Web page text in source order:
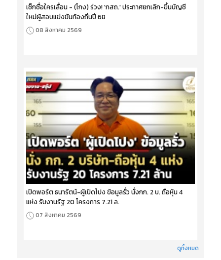
เช็กชื่อใครเลื่อน - (โกง) ร่วง! 'กสถ.' ประกาศยกเลิก-ขึ้นบัญชี
ใหม่ผู้สอบแข่งขันท้องถิ่นปี 68
08 สิงหาคม 2569
เปิดพอร์ต ธนารัตน์-ผู้เปิดโปง ข้อมูลรั่ว นั่งกก. 2 บ. ถือหุ้น 4
แห่ง รับงานรัฐ 20 โครงการ 7.21 ล.
07 สิงหาคม 2569
ดูทั้งหมด